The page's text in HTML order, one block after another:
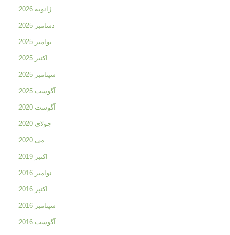
ژانویه 2026
دسامبر 2025
نوامبر 2025
اکتبر 2025
سپتامبر 2025
آگوست 2025
آگوست 2020
جولای 2020
می 2020
اکتبر 2019
نوامبر 2016
اکتبر 2016
سپتامبر 2016
آگوست 2016